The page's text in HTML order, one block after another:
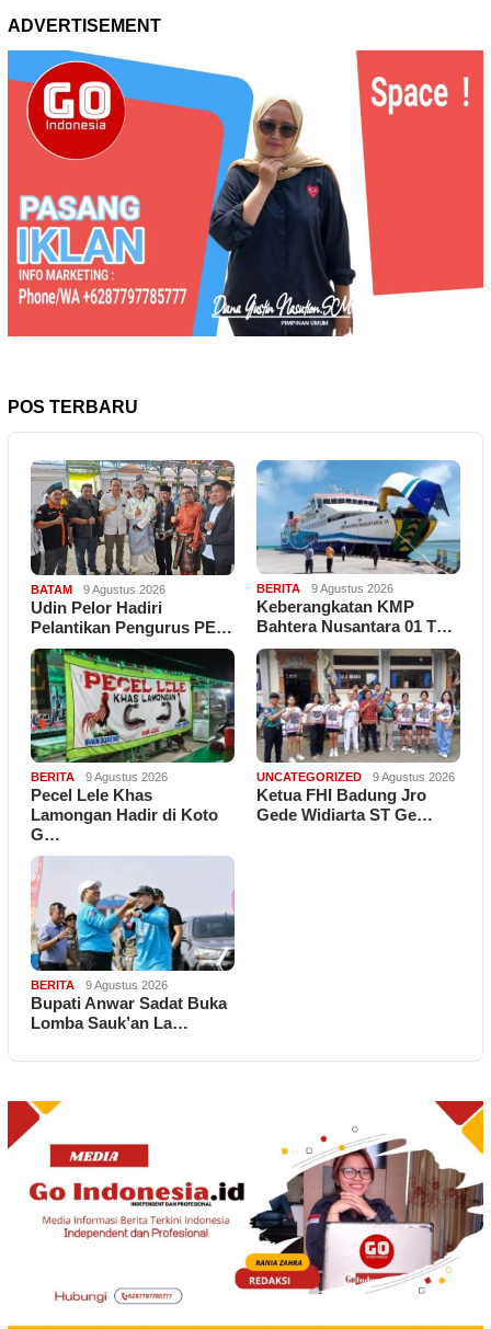
ADVERTISEMENT
POS TERBARU
BATAM 9 Agustus 2026
Udin Pelor Hadiri
Pelantikan Pengurus PE…
BERITA 9 Agustus 2026
Keberangkatan KMP
Bahtera Nusantara 01 T…
BERITA 9 Agustus 2026
Pecel Lele Khas
Lamongan Hadir di Koto
G…
UNCATEGORIZED 9 Agustus 2026
Ketua FHI Badung Jro
Gede Widiarta ST Ge…
BERITA 9 Agustus 2026
Bupati Anwar Sadat Buka
Lomba Sauk’an La…